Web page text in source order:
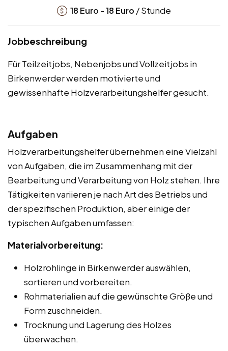
18 Euro -18 Euro / Stunde
Jobbeschreibung
Für Teilzeitjobs, Nebenjobs und Vollzeitjobs in
Birkenwerder werden motivierte und
gewissenhafte Holzverarbeitungshelfer gesucht.
Aufgaben
Holzverarbeitungshelfer übernehmen eine Vielzahl
von Aufgaben, die im Zusammenhang mit der
Bearbeitung und Verarbeitung von Holz stehen. Ihre
Tätigkeiten variieren je nach Art des Betriebs und
der spezifischen Produktion, aber einige der
typischen Aufgaben umfassen:
Materialvorbereitung:
Holzrohlinge in Birkenwerder auswählen,
sortieren und vorbereiten.
Rohmaterialien auf die gewünschte Größe und
Form zuschneiden.
Trocknung und Lagerung des Holzes
überwachen.